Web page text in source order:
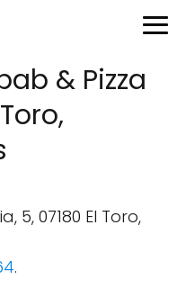
& Pizza
5, 07180 El Toro,
.